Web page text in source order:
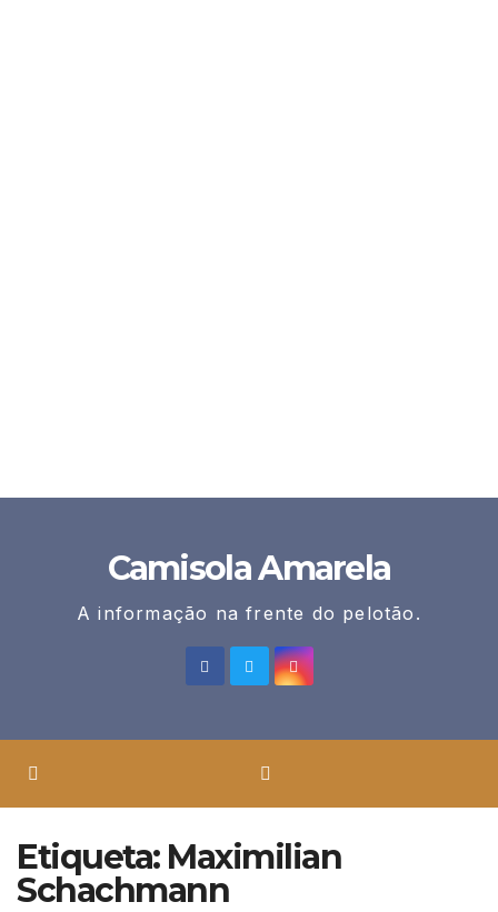
Camisola Amarela
A informação na frente do pelotão.
Etiqueta: Maximilian
Schachmann